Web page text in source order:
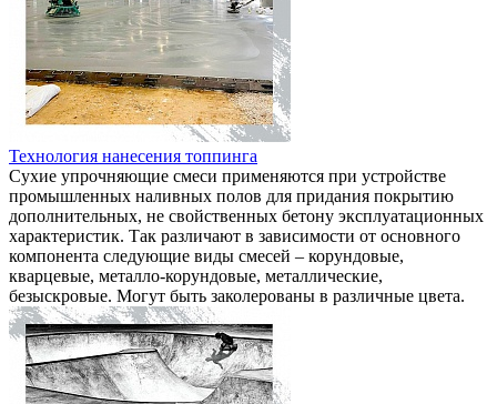
Технология нанесения топпинга
Сухие упрочняющие смеси применяются при устройстве
промышленных наливных полов для придания покрытию
дополнительных, не свойственных бетону эксплуатационных
характеристик. Так различают в зависимости от основного
компонента следующие виды смесей – корундовые,
кварцевые, металло-корундовые, металлические,
безыскровые. Могут быть заколерованы в различные цвета.